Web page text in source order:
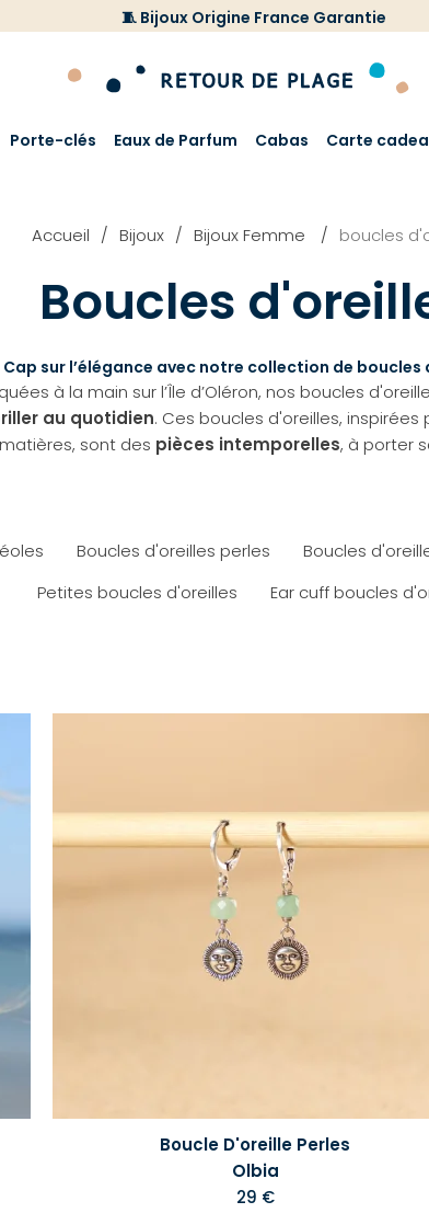
🧵 Bijoux Origine France Garantie
Porte-clés Eaux de Parfum Cabas Carte
Accueil Bijoux Bijoux Femme boucles
Boucles
Cap sur l’élégance avec notre collection de boucles
à la main sur l’Île d’Oléron, nos boucles
au quotidien. Ces boucles d'oreilles, inspirées
sont des pièces intemporelles, à porter
Boucles d'oreilles perles Boucles
Petites boucles d'oreilles
Ear cuff boucles
Boucle D'oreille Perles
Olbia
29 €